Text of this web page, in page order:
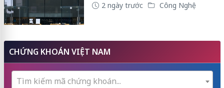
2 ngày trước Công Nghệ
CHỨNG KHOÁN VIỆT NAM
Tìm kiếm mã chứng khoán...